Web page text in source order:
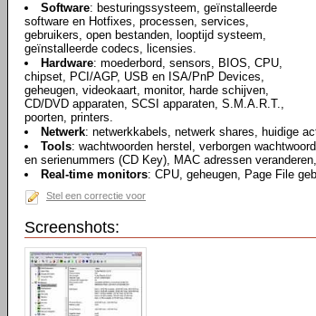
Software: besturingssysteem, geïnstalleerde
software en Hotfixes, processen, services,
gebruikers, open bestanden, looptijd systeem,
geïnstalleerde codecs, licensies.
Hardware: moederbord, sensors, BIOS, CPU,
chipset, PCI/AGP, USB en ISA/PnP Devices,
geheugen, videokaart, monitor, harde schijven,
CD/DVD apparaten, SCSI apparaten, S.M.A.R.T.,
poorten, printers.
Netwerk: netwerkkabels, netwerk shares, huidige
Tools: wachtwoorden herstel, verborgen
en serienummers (CD Key), MAC adressen
Real-time monitors: CPU, geheugen, Page File
Stel een correctie voor
Screenshots: